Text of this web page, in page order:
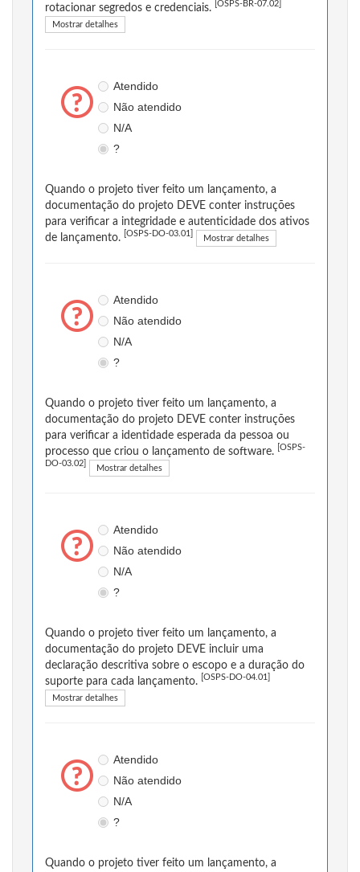
rotacionar segredos e credenciais. [OSPS-BR-07.02]
Mostrar detalhes
Atendido
Não atendido
N/A
?
Quando o projeto tiver feito um lançamento, a
documentação do projeto DEVE conter instruções
para verificar a integridade e autenticidade dos ativos
de lançamento.
[OSPS-DO-03.01] Mostrar detalhes
Atendido
Não atendido
N/A
?
Quando o projeto tiver feito um lançamento, a
documentação do projeto DEVE conter instruções
para verificar a identidade esperada da pessoa ou
processo que criou o lançamento de software.
[OSPS-
DO-03.02] Mostrar detalhes
Atendido
Não atendido
N/A
?
Quando o projeto tiver feito um lançamento, a
documentação do projeto DEVE incluir uma
declaração descritiva sobre o escopo e a duração do
suporte para cada lançamento.
[OSPS-DO-04.01]
Mostrar detalhes
Atendido
Não atendido
N/A
?
Quando o projeto tiver feito um lançamento, a